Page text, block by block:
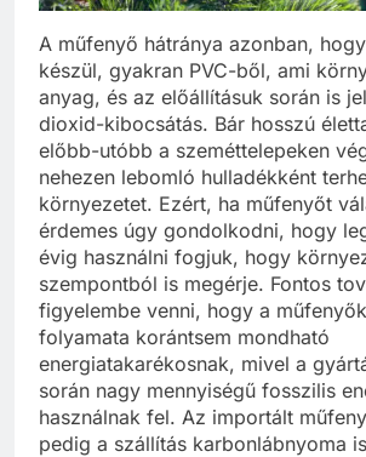
A műfenyő hátránya azonban,
készül, gyakran PVC-ből, ami
anyag, és az előállításuk során is
dioxid-kibocsátás. Bár hosszú
előbb-utóbb a szeméttelepeken
nehezen lebomló hulladékként
környezetet. Ezért, ha műfenyőt
érdemes úgy gondolkodni, hogy
évig használni fogjuk, hogy
szempontból is megérje. Fontos
figyelembe venni, hogy a
folyamata korántsem mondható
energiatakarékosnak, mivel a
során nagy mennyiségű fosszilis
használnak fel. Az importált
pedig a szállítás karbonlábnyoma